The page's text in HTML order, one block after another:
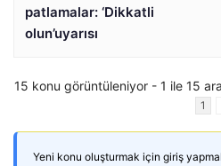
patlamalar: ‘Dikkatli
olun’uyarısı
15 konu görüntüleniyor - 1 ile 15
1
Yeni konu oluşturmak için giriş